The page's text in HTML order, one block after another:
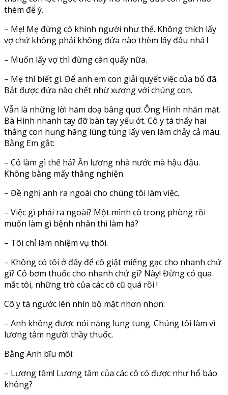
thèm để ý.
– Mẹ! Mẹ đừng có khinh người như thế. Không thích lấy
vợ chứ không phải không đứa nào thèm lấy đâu nhá !
– Muốn lấy vợ thì đừng càn quấy nữa.
– Mẹ thì biết gì. Để anh em con giải quyết việc của bố đã.
Bắt được đứa nào chết nhừ xương với chúng con.
Vẫn là những lời hăm doạ bâng quơ. Ông Hình nhăn mặt.
Bà Hình nhanh tay đỡ bàn tay yếu ớt. Cô y tá thấy hai
thằng con hung hăng lúng túng lấy ven làm chảy cả máu.
Bằng Em gắt:
– Cô làm gì thế hả? Ăn lương nhà nước mà hậu đậu.
Không bằng mấy thằng nghiện.
– Đề nghị anh ra ngoài cho chúng tôi làm việc.
– Việc gì phải ra ngoài? Một mình cô trong phòng rồi
muốn làm gì bệnh nhân thì làm hả?
– Tôi chỉ làm nhiệm vụ thôi.
– Không có tôi ở đây để cô giật miếng gạc cho nhanh chứ
gì? Cô bơm thuốc cho nhanh chứ gì? Này! Đừng có qua
mắt tôi, những trò của các cô cũ quá rồi !
Cô y tá ngước lên nhìn bộ mặt nhơn nhơn:
– Anh không được nói năng lung tung. Chúng tôi làm vì
lương tâm người thầy thuốc.
Bằng Anh bĩu môi:
– Lương tâm! Lương tâm của các cô có được như hổ báo
không?